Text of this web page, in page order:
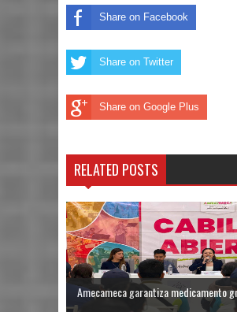
Share on Facebook
Share on Twitter
Share on Google Plus
RELATED POSTS
Amecameca garantiza medicamento